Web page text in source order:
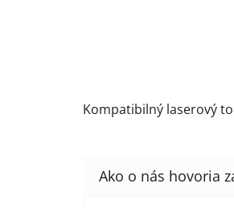
Kompatibilný laserový